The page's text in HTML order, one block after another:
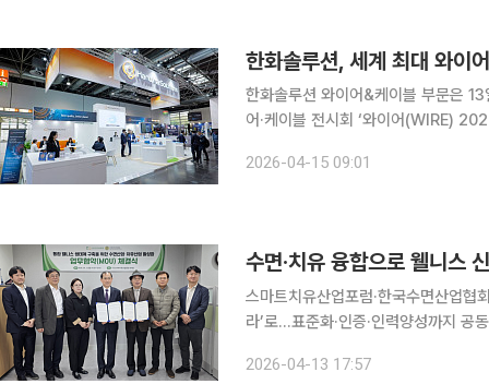
한화솔루션, 세계 최대 와이
한화솔루션 와이어&케이블 부문은
어·케이블 전시회 ‘와이어(WIRE)
을 공개한다. 차세대 초고압급 소재
2026-04-15 09:01
스마트치유산업포럼·한국수면산업
라’로…표준화·인증·인력양성까지 공동 추진 스마트치유산업포럼과 한국수면산업협
함께 서비스 표준화, 공동인증, 전문
2026-04-13 17:57